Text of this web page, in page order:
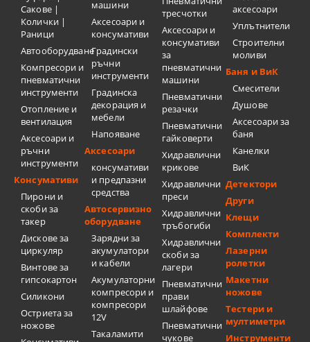
Сакове |
Колички |
Раници
Автооборудване
Компресори и
пневматични
инструменти
Отопление и
вентилация
Аксесоари и
ръчни
инструменти
Консумативи
Пирони и
скоби за
такер
Дискове за
циркуляр
Винтове за
гипсокартон
Силикони
Остриета за
ножове
машини
Аксесоари и
консумативи
Градински
ръчни
инструменти
Градинска
декорация и
мебели
Напояване
Аксесоари
консумативи
и предпазни
средства
Автосервизно
оборудване
Зарядни за
акумулатори
и кабели
Акумулаторни
компресори и
компресори
12V
Такаламити
тресчотки
Аксесоари и
консумативи
за
пневматични
машини
Пневматични
резачки
Пневматични
гайковерти
Хидравлични
крикове
Хидравлични
преси
Хидравлични
тръбогиби
Хидравлични
скоби за
лагери
Пневматични
прави
шлайфове
Пневматични
чукове
аксесоари
Уплътнители
Строителни
моливи
Баня и ВиК
Смесители
Душове
Аксесоари за
баня
Канелки
ВиК
Детектори
Други
Клещи
Комплекти
Лазерни
ролетки
Макетни
ножове
Тестери и
мултиметри
Инструменти